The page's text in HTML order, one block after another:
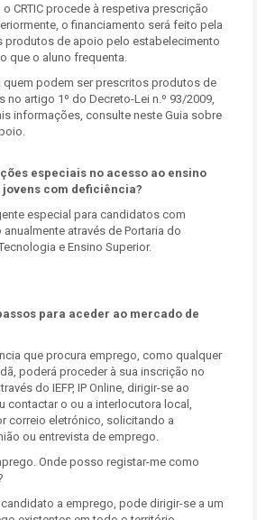
CRTIC procede à respetiva prescrição
o financiamento será feito pela
produtos de apoio pelo estabelecimento
que o aluno frequenta.
quem podem ser prescritos produtos de
artigo 1º do Decreto-Lei n.º 93/2009,
informações, consulte neste Guia sobre
especiais no acesso ao ensino
com deficiência?
especial para candidatos com
através de Portaria do
e Ensino Superior.
para aceder ao mercado de
que procura emprego, como qualquer
poderá proceder à sua inscrição no
do IEFP, IP Online, dirigir-se ao
contactar o ou a interlocutora local,
correio eletrónico, solicitando a
ou entrevista de emprego.
Onde posso registar-me como
a emprego, pode dirigir-se a um